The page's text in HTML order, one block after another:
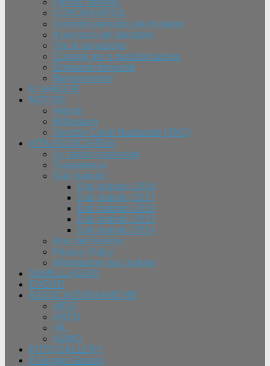
Perchè donare?
CORONAVIRUS
I controlli periodici dei donatori
Il percorso del donatore
Tipi di donazione
Consigli pre e post donazione
Domande frequenti
Benemerenze
IL SANGUE
NOTIZIE
Articoli
Riflessioni
Servizio Civile Nazionale (SNC)
VITA ASSOCIATIVA
Lo statuto nazionale
Trasparenza
Dati statistici
Dati statistici 2018
Dati statistici 2017
Dati statistici 2016
Dati statistici 2015
Dati statistici 2014
Inno dell’Avisino
Privacy Policy
Informazioni sui cookies
GEMELLAGGIO
EVENTI
ASSOCIAZIONI AMICHE
AIDO
ANTO
AIL
ADMO
FOTO GALLERY
Il Gruppo Giovani